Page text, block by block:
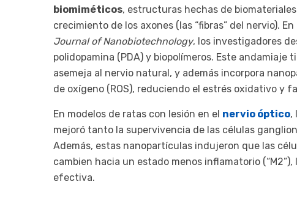
biomiméticos, estructuras hechas de
crecimiento de los axones (las “fibras” del nervio).
Journal of Nanobiotechnology, los investigadores
polidopamina (PDA) y biopolímeros. Este
asemeja al nervio natural, y además incorpora
de oxígeno (ROS), reduciendo el estrés oxidativo y
En modelos de ratas con lesión en el nervio óptico,
mejoró tanto la supervivencia de las células
Además, estas nanopartículas indujeron que las
cambien hacia un estado menos inflamatorio
efectiva.